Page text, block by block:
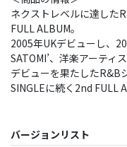
ネクストレベルに達した
FULL ALBUM。
2005年UKデビューし、
SATOMI’、洋楽アーティ
デビューを果たしたR&B
SINGLEに続く2nd FULL
バージョンリスト